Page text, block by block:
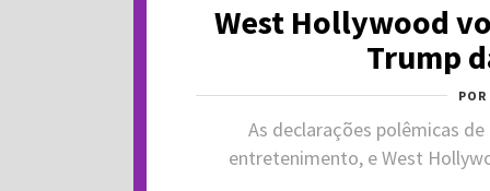
West Hollywood
Trump
POR
As declarações polêmicas
entretenimento, e West